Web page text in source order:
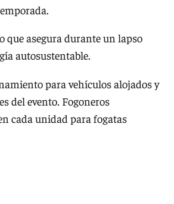
que asegura durante un lapso
autosustentable.
para vehículos alojados y
del evento. Fogoneros
cada unidad para fogatas